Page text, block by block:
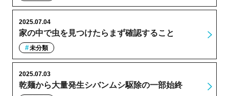
家の中で虫を見つけたらまず確認すること
2025.07.04
未分類
乾麺から大量発生シバンムシ駆除の一部始終
2025.07.03